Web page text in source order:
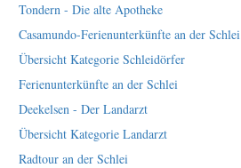
Tondern - Die alte Apotheke
Casamundo-Ferienunterkünfte an der Schlei
Übersicht Kategorie Schleidörfer
Ferienunterkünfte an der Schlei
Deekelsen - Der Landarzt
Übersicht Kategorie Landarzt
Radtour an der Schlei